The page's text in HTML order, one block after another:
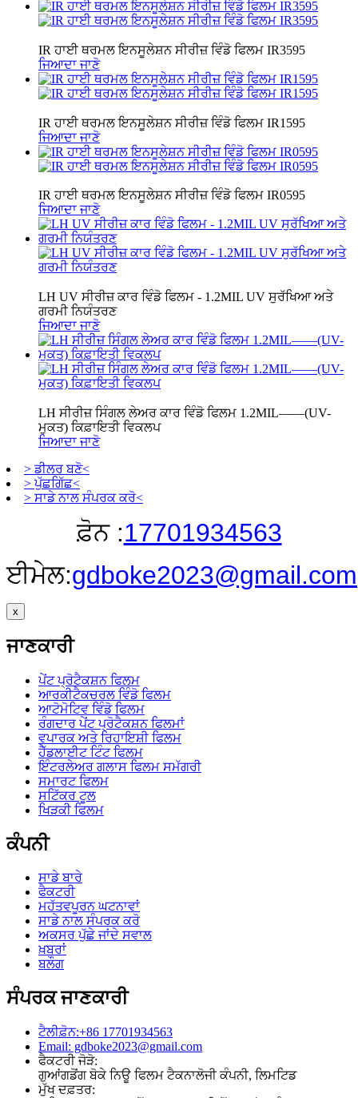
IR ਹਾਈ ਥਰਮਲ ਇਨਸੂਲੇਸ਼ਨ ਸੀਰੀਜ਼ ਵਿੰਡੋ ਫਿਲਮ IR3595
ਜਿਆਦਾ ਜਾਣੋ
IR ਹਾਈ ਥਰਮਲ ਇਨਸੂਲੇਸ਼ਨ ਸੀਰੀਜ਼ ਵਿੰਡੋ ਫਿਲਮ IR1595
ਜਿਆਦਾ ਜਾਣੋ
IR ਹਾਈ ਥਰਮਲ ਇਨਸੂਲੇਸ਼ਨ ਸੀਰੀਜ਼ ਵਿੰਡੋ ਫਿਲਮ IR0595
ਜਿਆਦਾ ਜਾਣੋ
LH UV ਸੀਰੀਜ਼ ਕਾਰ ਵਿੰਡੋ ਫਿਲਮ - 1.2MIL UV ਸੁਰੱਖਿਆ ਅਤੇ
ਗਰਮੀ ਨਿਯੰਤਰਣ
ਜਿਆਦਾ ਜਾਣੋ
LH ਸੀਰੀਜ਼ ਸਿੰਗਲ ਲੇਅਰ ਕਾਰ ਵਿੰਡੋ ਫਿਲਮ 1.2MIL——(UV-
ਮੁਕਤ) ਕਿਫ਼ਾਇਤੀ ਵਿਕਲਪ
ਜਿਆਦਾ ਜਾਣੋ
> ਡੀਲਰ ਬਣੋ<
> ਪੁੱਛਗਿੱਛ<
> ਸਾਡੇ ਨਾਲ ਸੰਪਰਕ ਕਰੋ<
ਫ਼ੋਨ :17701934563
ਈਮੇਲ:gdboke2023@gmail.com
x
ਜਾਣਕਾਰੀ
ਪੇਂਟ ਪ੍ਰੋਟੈਕਸ਼ਨ ਫਿਲਮ
ਆਰਕੀਟੈਕਚਰਲ ਵਿੰਡੋ ਫਿਲਮ
ਆਟੋਮੋਟਿਵ ਵਿੰਡੋ ਫਿਲਮ
ਰੰਗਦਾਰ ਪੇਂਟ ਪ੍ਰੋਟੈਕਸ਼ਨ ਫਿਲਮਾਂ
ਵਪਾਰਕ ਅਤੇ ਰਿਹਾਇਸ਼ੀ ਫਿਲਮ
ਹੈੱਡਲਾਈਟ ਟਿੰਟ ਫਿਲਮ
ਇੰਟਰਲੇਅਰ ਗਲਾਸ ਫਿਲਮ ਸਮੱਗਰੀ
ਸਮਾਰਟ ਫਿਲਮ
ਸਟਿੱਕਰ ਟੂਲ
ਖਿੜਕੀ ਫਿਲਮ
ਕੰਪਨੀ
ਸਾਡੇ ਬਾਰੇ
ਫੈਕਟਰੀ
ਮਹੱਤਵਪੂਰਨ ਘਟਨਾਵਾਂ
ਸਾਡੇ ਨਾਲ ਸੰਪਰਕ ਕਰੋ
ਅਕਸਰ ਪੁੱਛੇ ਜਾਂਦੇ ਸਵਾਲ
ਖ਼ਬਰਾਂ
ਬਲੌਗ
ਸੰਪਰਕ ਜਾਣਕਾਰੀ
ਟੈਲੀਫ਼ੋਨ:+86 17701934563
Email: gdboke2023@gmail.com
ਫੈਕਟਰੀ ਜੋੜੋ:
ਗੁਆਂਗਡੋਂਗ ਬੋਕੇ ਨਿਊ ਫਿਲਮ ਟੈਕਨਾਲੋਜੀ ਕੰਪਨੀ, ਲਿਮਟਿਡ
ਮੁੱਖ ਦਫ਼ਤਰ: